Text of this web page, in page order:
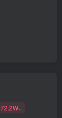
72.2W+